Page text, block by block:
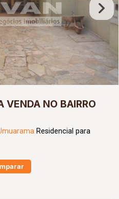
VENDA NO BAIRRO
Residencial para